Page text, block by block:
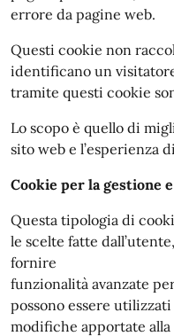
errore da pagine web.
Questi cookie non
identificano un
tramite questi cookie
Lo scopo è quello di
sito web e l’esperienza
Cookie per la gestione
Questa tipologia di
le scelte fatte
fornire
funzionalità avanzate
possono essere
modifiche apportate